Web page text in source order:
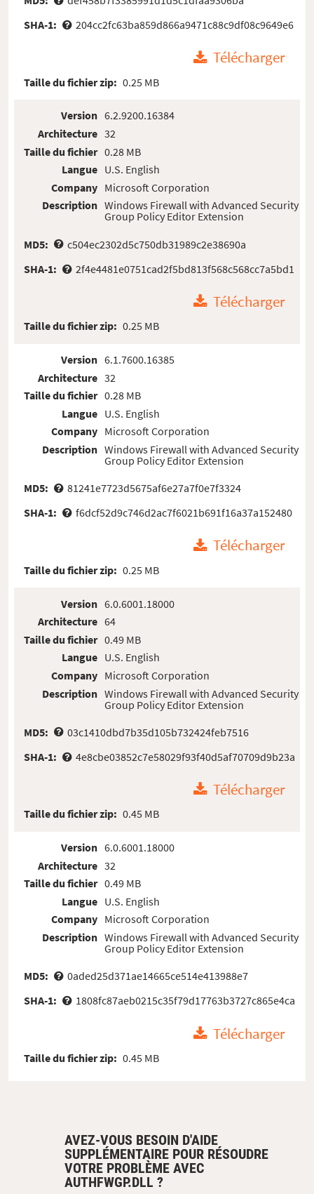
SHA-1:
204cc2fc63ba859d866a9471c88c9df08c9649e6
Télécharger
Taille du fichier zip: 0.25 MB
Version
Architecture
Taille du fichier
Langue
Company
Description
6.2.9200.16384
32
0.28 MB
U.S. English
Microsoft Corporation
Windows Firewall with Advanced Security
Group Policy Editor Extension
MD5:
c504ec2302d5c750db31989c2e38690a
SHA-1:
2f4e4481e0751cad2f5bd813f568c568cc7a5bd1
Télécharger
Taille du fichier zip: 0.25 MB
Version
Architecture
Taille du fichier
Langue
Company
Description
6.1.7600.16385
32
0.28 MB
U.S. English
Microsoft Corporation
Windows Firewall with Advanced Security
Group Policy Editor Extension
MD5:
81241e7723d5675af6e27a7f0e7f3324
SHA-1:
f6dcf52d9c746d2ac7f6021b691f16a37a152480
Télécharger
Taille du fichier zip: 0.25 MB
Version
Architecture
Taille du fichier
Langue
Company
Description
6.0.6001.18000
64
0.49 MB
U.S. English
Microsoft Corporation
Windows Firewall with Advanced Security
Group Policy Editor Extension
MD5:
03c1410dbd7b35d105b732424feb7516
SHA-1:
4e8cbe03852c7e58029f93f40d5af70709d9b23a
Télécharger
Taille du fichier zip: 0.45 MB
Version
Architecture
Taille du fichier
Langue
Company
Description
6.0.6001.18000
32
0.49 MB
U.S. English
Microsoft Corporation
Windows Firewall with Advanced Security
Group Policy Editor Extension
MD5:
0aded25d371ae14665ce514e413988e7
SHA-1:
1808fc87aeb0215c35f79d17763b3727c865e4ca
Télécharger
Taille du fichier zip: 0.45 MB
AVEZ-VOUS BESOIN D'AIDE
SUPPLÉMENTAIRE POUR RÉSOUDRE
VOTRE PROBLÈME AVEC
AUTHFWGP.DLL ?